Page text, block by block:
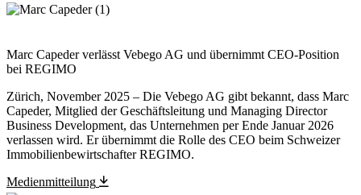
Marc Capeder verlässt Vebego AG und übernimmt CEO-Position
bei REGIMO
Zürich, November 2025 – Die Vebego AG gibt bekannt, dass Marc
Capeder, Mitglied der Geschäftsleitung und Managing Director
Business Development, das Unternehmen per Ende Januar 2026
verlassen wird. Er übernimmt die Rolle des CEO beim Schweizer
Immobilienbewirtschafter REGIMO.
Medienmitteilung